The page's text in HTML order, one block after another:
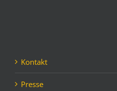
Kontakt
Presse